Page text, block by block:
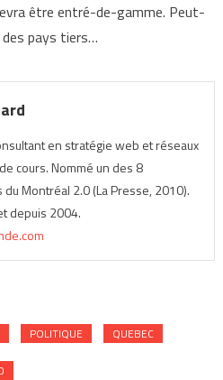
être entré-de-gamme. Peut-
des pays tiers…
en stratégie web et réseaux
cours. Nommé un des 8
Montréal 2.0 (La Presse, 2010).
depuis 2004.
POLITIQUE QUEBEC